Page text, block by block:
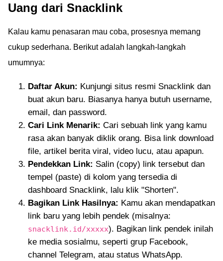
Uang dari Snacklink
Kalau kamu penasaran mau coba, prosesnya memang
cukup sederhana. Berikut adalah langkah-langkah
umumnya:
Daftar Akun: Kunjungi situs resmi Snacklink dan
buat akun baru. Biasanya hanya butuh username,
email, dan password.
Cari Link Menarik: Cari sebuah link yang kamu
rasa akan banyak diklik orang. Bisa link download
file, artikel berita viral, video lucu, atau apapun.
Pendekkan Link: Salin (copy) link tersebut dan
tempel (paste) di kolom yang tersedia di
dashboard Snacklink, lalu klik "Shorten".
Bagikan Link Hasilnya: Kamu akan mendapatkan
link baru yang lebih pendek (misalnya:
snacklink.id/xxxxx). Bagikan link pendek inilah
ke media sosialmu, seperti grup Facebook,
channel Telegram, atau status WhatsApp.